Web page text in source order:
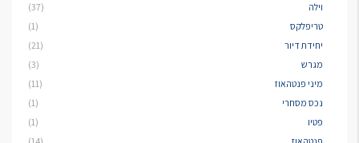
וילה
(37)
טריפלקס
(1)
יחידת דיור
(21)
מגרש
(3)
מיני פנטהאוז
(11)
נכס מסחרי
(1)
פטיו
(1)